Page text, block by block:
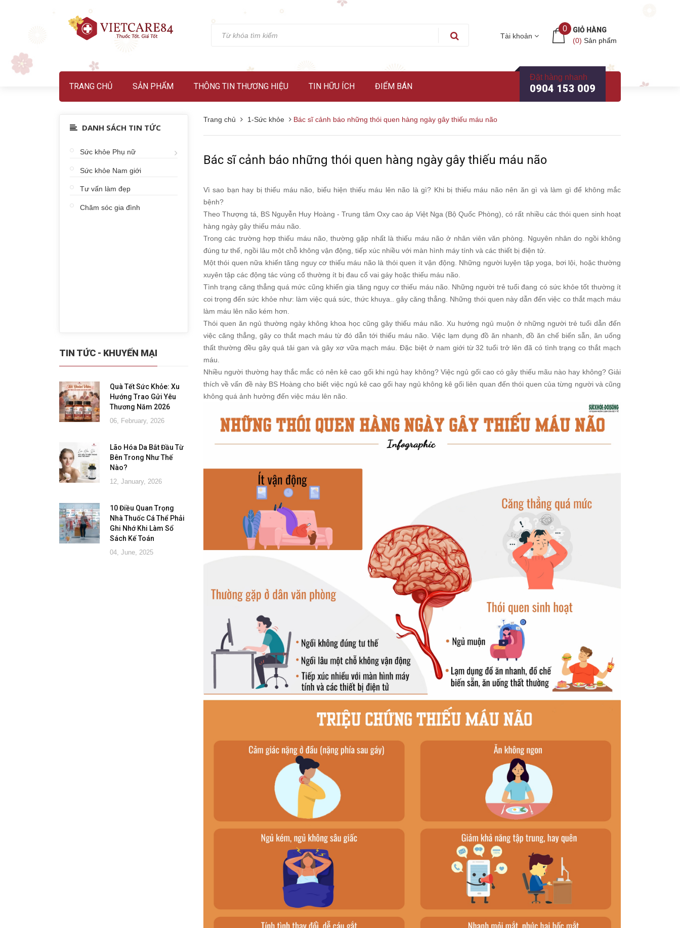
Tài khoản
0
GIỎ HÀNG
(0) Sản phẩm
TRANG CHỦ SẢN PHẨM THÔNG TIN THƯƠNG HIỆU TIN HỮU ÍCH ĐIỂM BÁN
Đặt hàng nhanh
0904 153 009
Trang chủ 1-Sức khỏe Bác sĩ cảnh báo những thói quen hàng ngày gây thiếu máu não
Bác sĩ cảnh báo những thói quen hàng ngày gây thiếu máu não
Vì sao bạn hay bị thiếu máu não, biểu hiện thiếu máu lên não là gì? Khi bị thiếu máu não nên ăn gì và làm gì để không mắc
bệnh?
Theo Thượng tá, BS Nguyễn Huy Hoàng - Trung tâm Oxy cao áp Việt Nga (Bộ Quốc Phòng), có rất nhiều các thói quen sinh hoạt
hàng ngày gây thiếu máu não.
Trong các trường hợp thiếu máu não, thường gặp nhất là thiếu máu não ở nhân viên văn phòng. Nguyên nhân do ngồi không
đúng tư thế, ngồi lâu một chỗ không vận động, tiếp xúc nhiều với màn hình máy tính và các thiết bị điện tử.
Một thói quen nữa khiến tăng nguy cơ thiếu máu não là thói quen ít vận động. Những người luyện tập yoga, bơi lội, hoặc thường
xuyên tập các động tác vùng cổ thường ít bị đau cổ vai gáy hoặc thiếu máu não.
Tình trạng căng thẳng quá mức cũng khiến gia tăng nguy cơ thiếu máu não. Những người trẻ tuổi đang có sức khỏe tốt thường ít
coi trọng đến sức khỏe như: làm việc quá sức, thức khuya.. gây căng thẳng. Những thói quen này dẫn đến việc co thắt mạch máu
làm máu lên não kém hơn.
Thói quen ăn ngủ thường ngày không khoa học cũng gây thiếu máu não. Xu hướng ngủ muộn ở những người trẻ tuổi dẫn đến
việc căng thẳng, gây co thắt mạch máu từ đó dẫn tới thiếu máu não. Việc lạm dụng đồ ăn nhanh, đồ ăn chế biến sẵn, ăn uống
thất thường đều gây quá tải gan và gây xơ vữa mạch máu. Đặc biệt ở nam giới từ 32 tuổi trở lên đã có tình trạng co thắt mạch
máu.
Nhiều người thường hay thắc mắc có nên kê cao gối khi ngủ hay không? Việc ngủ gối cao có gây thiếu mãu nào hay không? Giải
thích về vấn đề này BS Hoàng cho biết việc ngủ kê cao gối hay ngủ không kê gối liên quan đến thói quen của từng người và cũng
không quá ảnh hưởng đến việc máu lên não.
DANH SÁCH TIN TỨC
Sức khỏe Phụ nữ
Sức khỏe Nam giới
Tư vấn làm đẹp
Chăm sóc gia đình
TIN TỨC - KHUYẾN MẠI
Quà Tết Sức Khỏe: Xu
Hướng Trao Gửi Yêu
Thương Năm 2026
06, February, 2026
Lão Hóa Da Bắt Đầu Từ
Bên Trong Như Thế
Nào?
12, January, 2026
10 Điều Quan Trọng
Nhà Thuốc Cá Thể Phải
Ghi Nhớ Khi Làm Sổ
Sách Kế Toán
04, June, 2025